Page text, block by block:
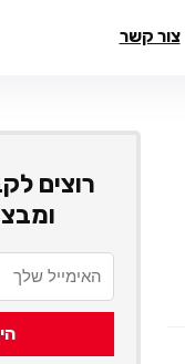
צור קשר
רוצים